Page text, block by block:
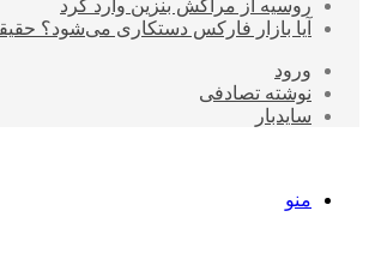
روسیه از مراکش بنزین وارد کرد
آیا بازار فارکس دستکاری می‌شود؟
ورود
نوشته تصادفی
سایدبار
منو